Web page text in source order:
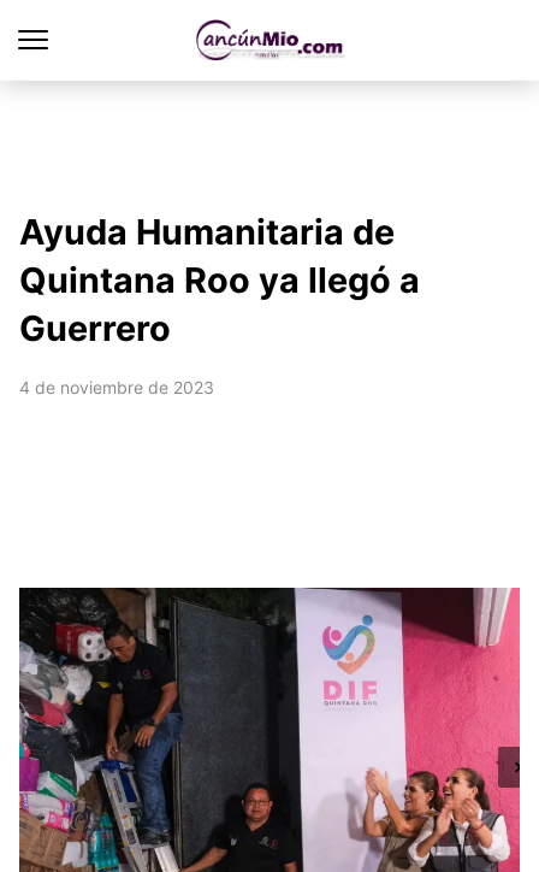
Ayuda Humanitaria de
Quintana Roo ya llegó a
Guerrero
4 de noviembre de 2023